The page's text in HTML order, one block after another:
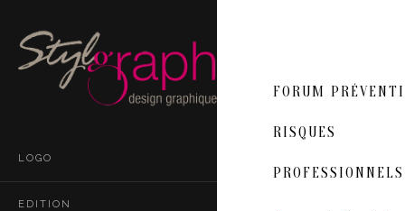
LOGO
EDITION
FORUM
RISQUES
PROFESSIONNELS